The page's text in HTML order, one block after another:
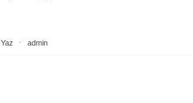
⋅ admin